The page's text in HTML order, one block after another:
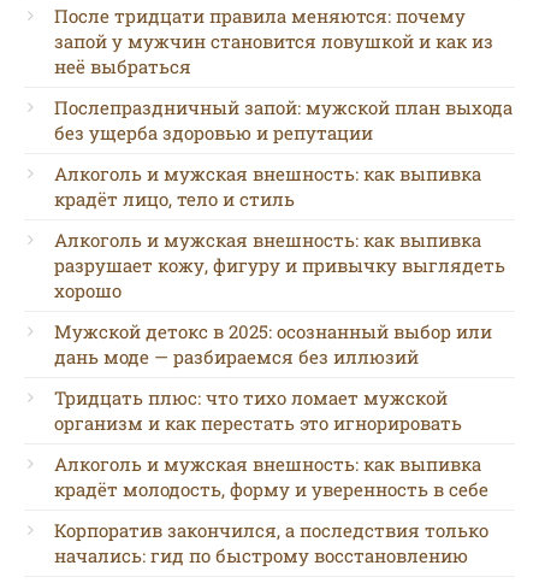
После тридцати правила меняются: почему
запой у мужчин становится ловушкой и как из
неё выбраться
Послепраздничный запой: мужской план выхода
без ущерба здоровью и репутации
Алкоголь и мужская внешность: как выпивка
крадёт лицо, тело и стиль
Алкоголь и мужская внешность: как выпивка
разрушает кожу, фигуру и привычку выглядеть
хорошо
Мужской детокс в 2025: осознанный выбор или
дань моде — разбираемся без иллюзий
Тридцать плюс: что тихо ломает мужской
организм и как перестать это игнорировать
Алкоголь и мужская внешность: как выпивка
крадёт молодость, форму и уверенность в себе
Корпоратив закончился, а последствия только
начались: гид по быстрому восстановлению